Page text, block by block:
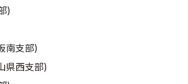
)
南支部)
県西支部)